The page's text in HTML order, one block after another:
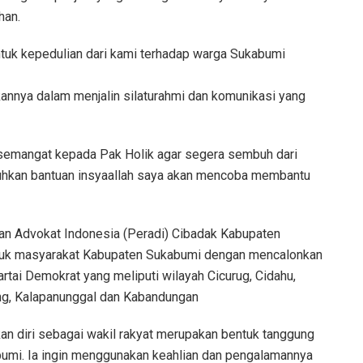
kepedulian dari kami terhadap warga Sukabumi
dalam menjalin silaturahmi dan komunikasi yang
kepada Pak Holik agar segera sembuh dari
bantuan insyaallah saya akan mencoba membantu
Advokat Indonesia (Peradi) Cibadak Kabupaten
masyarakat Kabupaten Sukabumi dengan mencalonkan
Demokrat yang meliputi wilayah Cicurug, Cidahu,
Kalapanunggal dan Kabandungan
diri sebagai wakil rakyat merupakan bentuk tanggung
Ia ingin menggunakan keahlian dan pengalamannya